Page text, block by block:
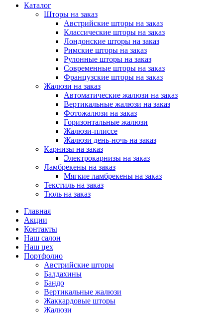
Каталог
Шторы на заказ
Австрийские шторы на заказ
Классические шторы на заказ
Лондонские шторы на заказ
Римские шторы на заказ
Рулонные шторы на заказ
Современные шторы на заказ
Французские шторы на заказ
Жалюзи на заказ
Автоматические жалюзи на заказ
Вертикальные жалюзи на заказ
Фотожалюзи на заказ
Горизонтальные жалюзи
Жалюзи-плиссе
Жалюзи день-ночь на заказ
Карнизы на заказ
Электрокарнизы на заказ
Ламбрекены на заказ
Мягкие ламбрекены на заказ
Текстиль на заказ
Тюль на заказ
Главная
Акции
Контакты
Наш салон
Наш цех
Портфолио
Австрийские шторы
Балдахины
Бандо
Вертикальные жалюзи
Жаккардовые шторы
Жалюзи